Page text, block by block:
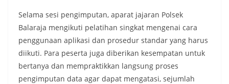
Selama sesi pengimputan, aparat jajaran Polsek
Balaraja mengikuti pelatihan singkat mengenai cara
penggunaan aplikasi dan prosedur standar yang harus
diikuti. Para peserta juga diberikan kesempatan untuk
bertanya dan mempraktikkan langsung proses
pengimputan data agar dapat mengatasi, sejumlah